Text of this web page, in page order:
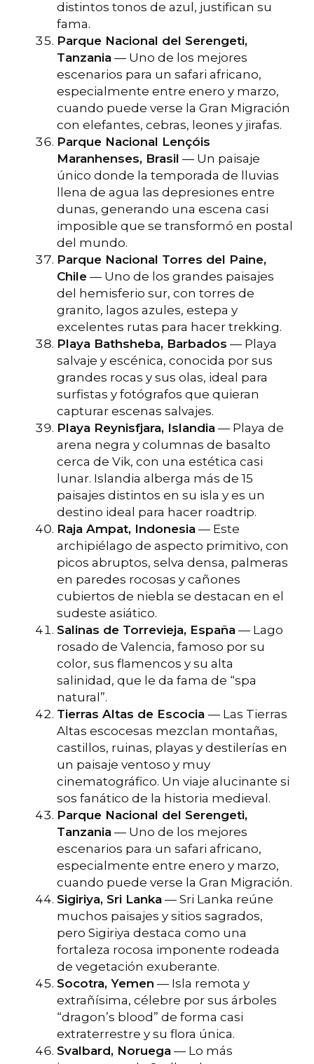
distintos tonos de azul, justifican su
fama.
Parque Nacional del Serengeti,
Tanzania — Uno de los mejores
escenarios para un safari africano,
especialmente entre enero y marzo,
cuando puede verse la Gran Migración
con elefantes, cebras, leones y jirafas.
Parque Nacional Lençóis
Maranhenses, Brasil — Un paisaje
único donde la temporada de lluvias
llena de agua las depresiones entre
dunas, generando una escena casi
imposible que se transformó en postal
del mundo.
Parque Nacional Torres del Paine,
Chile — Uno de los grandes paisajes
del hemisferio sur, con torres de
granito, lagos azules, estepa y
excelentes rutas para hacer trekking.
Playa Bathsheba, Barbados — Playa
salvaje y escénica, conocida por sus
grandes rocas y sus olas, ideal para
surfistas y fotógrafos que quieran
capturar escenas salvajes.
Playa Reynisfjara, Islandia — Playa de
arena negra y columnas de basalto
cerca de Vik, con una estética casi
lunar. Islandia alberga más de 15
paisajes distintos en su isla y es un
destino ideal para hacer roadtrip.
Raja Ampat, Indonesia — Este
archipiélago de aspecto primitivo, con
picos abruptos, selva densa, palmeras
en paredes rocosas y cañones
cubiertos de niebla se destacan en el
sudeste asiático.
Salinas de Torrevieja, España — Lago
rosado de Valencia, famoso por su
color, sus flamencos y su alta
salinidad, que le da fama de “spa
natural”.
Tierras Altas de Escocia — Las Tierras
Altas escocesas mezclan montañas,
castillos, ruinas, playas y destilerías en
un paisaje ventoso y muy
cinematográfico. Un viaje alucinante si
sos fanático de la historia medieval.
Parque Nacional del Serengeti,
Tanzania — Uno de los mejores
escenarios para un safari africano,
especialmente entre enero y marzo,
cuando puede verse la Gran Migración.
Sigiriya, Sri Lanka — Sri Lanka reúne
muchos paisajes y sitios sagrados,
pero Sigiriya destaca como una
fortaleza rocosa imponente rodeada
de vegetación exuberante.
Socotra, Yemen — Isla remota y
extrañísima, célebre por sus árboles
“dragon’s blood” de forma casi
extraterrestre y su flora única.
Svalbard, Noruega — Lo más